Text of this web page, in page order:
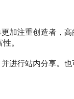
加注重创造者，
。
进行站内分享。